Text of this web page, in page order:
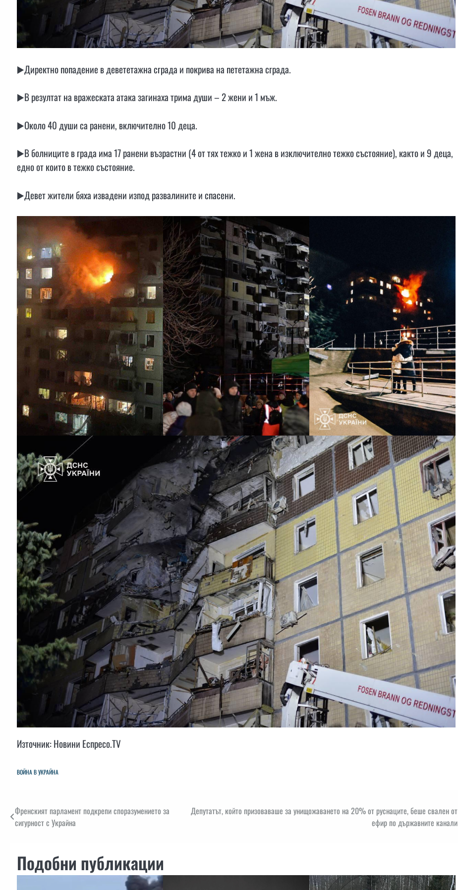
▶️Директно попадение в девететажна сграда и покрива на пететажна сграда.
▶️В резултат на вражеската атака загинаха трима души – 2 жени и 1 мъж.
▶️Около 40 души са ранени, включително 10 деца.
▶️В болниците в града има 17 ранени възрастни (4 от тях тежко и 1 жена в изключително тежко състояние), както и 9 деца,
едно от които в тежко състояние.
▶️Девет жители бяха извадени изпод развалините и спасени.
Източник: Новини Еспресо.TV
ВОЙНА В УКРАЙНА
Навигация
Френският парламент подкрепи споразумението за
сигурност с Украйна
Депутатът, който призоваваше за унищожаването на 20% от руснаците, беше свален от
ефир по държавните канали
Подобни публикации